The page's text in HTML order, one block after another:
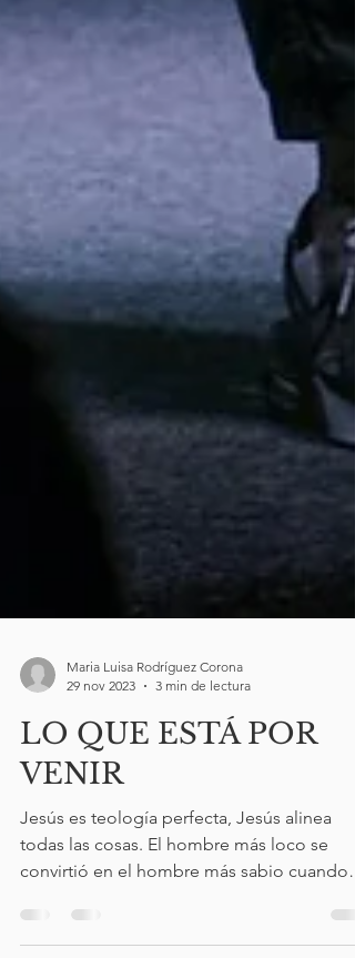
Maria Luisa Rodríguez Corona
29 nov 2023
3 min de lectura
LO QUE ESTÁ POR
VENIR
Jesús es teología perfecta, Jesús alinea
convirtió en el hombre más sabio cuando
comenzó a llover....